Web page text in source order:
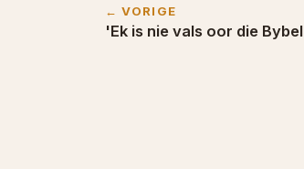
← VORIGE
'Ek is nie vals oor die Bybel